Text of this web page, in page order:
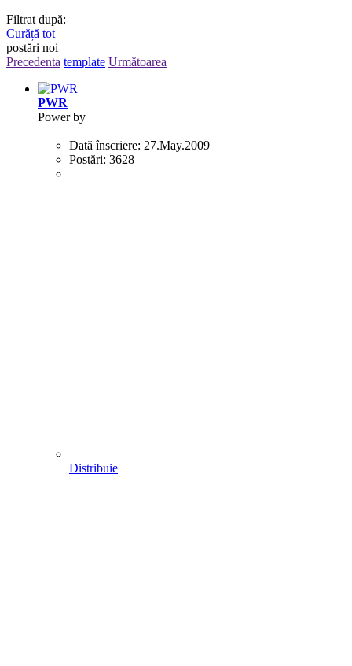
Filtrat după:
Curăță tot
postări noi
Precedenta template Următoarea
PWR
Power by
Dată înscriere: 27.May.2009
Postări: 3628
Distribuie